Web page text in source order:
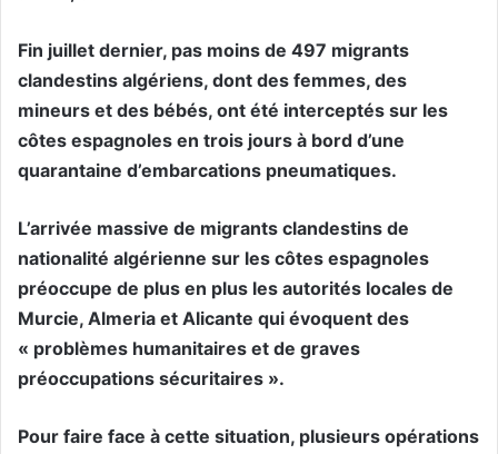
Fin juillet dernier, pas moins de 497 migrants
clandestins algériens, dont des femmes, des
mineurs et des bébés, ont été interceptés sur les
côtes espagnoles en trois jours à bord d’une
quarantaine d’embarcations pneumatiques.
L’arrivée massive de migrants clandestins de
nationalité algérienne sur les côtes espagnoles
préoccupe de plus en plus les autorités locales de
Murcie, Almeria et Alicante qui évoquent des
« problèmes humanitaires et de graves
préoccupations sécuritaires ».
Pour faire face à cette situation, plusieurs opérations